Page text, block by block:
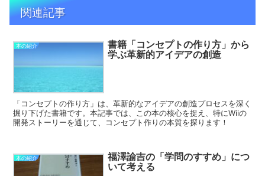
関連記事
本の紹介
書籍「コンセプトの作り方」から
学ぶ革新的アイデアの創造
「コンセプトの作り方」は、革新的なアイデアの創造プロセスを深く
掘り下げた書籍です。本記事では、この本の核心を捉え、特にWiiの
開発ストーリーを通じて、コンセプト作りの本質を探ります！
本の紹介
福澤諭吉の「学問のすすめ」につ
いて考える